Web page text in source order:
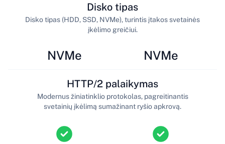
NVMe
Disko tipas
Disko tipas (HDD, SSD, NVMe), turintis įtakos svetainės
įkėlimo greičiui.
NVMe
HTTP/2 palaikymas
Modernus žiniatinklio protokolas, pagreitinantis
svetainių įkėlimą sumažinant ryšio apkrovą.